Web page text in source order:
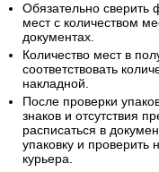
Обязательно сверить
мест с количеством
документах.
Количество мест в
соответствовать
накладной.
После проверки
знаков и отсутствия
расписаться в
упаковку и проверить
курьера.